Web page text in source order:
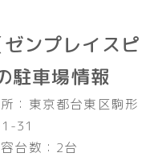
ンプレイスピ
駐車場情報
：東京都台東区駒形
31
台数：2台